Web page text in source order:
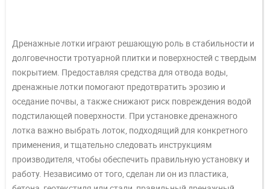
Дренажные лотки играют решающую роль в стабильности и
долговечности тротуарной плитки и поверхностей с твердым
покрытием. Предоставляя средства для отвода воды,
дренажные лотки помогают предотвратить эрозию и
оседание почвы, а также снижают риск повреждения водой
подстилающей поверхности. При установке дренажного
лотка важно выбрать лоток, подходящий для конкретного
применения, и тщательно следовать инструкциям
производителя, чтобы обеспечить правильную установку и
работу. Независимо от того, сделан ли он из пластика,